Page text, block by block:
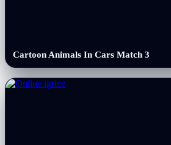
Cartoon Animals In Cars Match 3